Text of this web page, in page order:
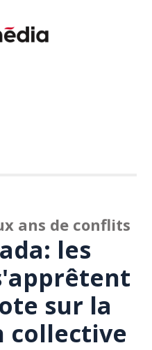
ans de conflits
les
sur la
collective